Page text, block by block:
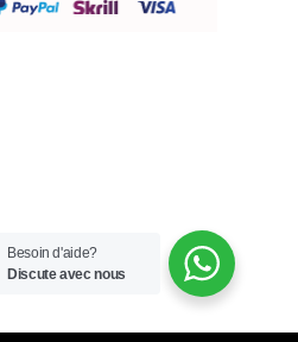
Besoin d'aide?
Discute avec nous